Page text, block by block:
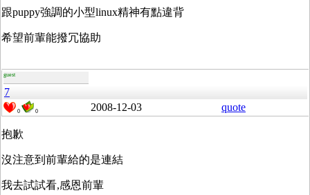
跟puppy強調的小型linux精神有點違背
希望前輩能撥冗協助
guest
7
0 0 2008-12-03 quote
抱歉
沒注意到前輩給的是連結
我去試試看,感恩前輩